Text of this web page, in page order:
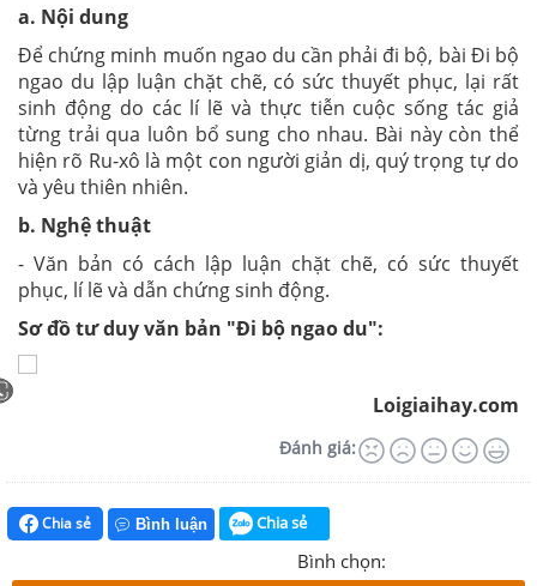
a. Nội dung
Để chứng minh muốn ngao du cần phải đi bộ, bài Đi bộ
ngao du lập luận chặt chẽ, có sức thuyết phục, lại rất
sinh động do các lí lẽ và thực tiễn cuộc sống tác giả
từng trải qua luôn bổ sung cho nhau. Bài này còn thể
hiện rõ Ru-xô là một con người giản dị, quý trọng tự do
và yêu thiên nhiên.
b. Nghệ thuật
- Văn bản có cách lập luận chặt chẽ, có sức thuyết
phục, lí lẽ và dẫn chứng sinh động.
Sơ đồ tư duy văn bản "Đi bộ ngao du":
Loigiaihay.com
Đánh giá:
Chia sẻ Bình luận Chia sẻ
Bình chọn: